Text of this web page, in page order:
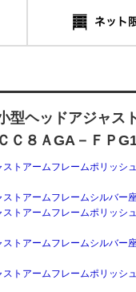
型ヘッドアジャス
８ＡGA－ＦＰ
トアームフレームポリッシ
トアームフレームシルバー
トアームフレームポリッシ
トアームフレームシルバー
トアームフレームポリッシ